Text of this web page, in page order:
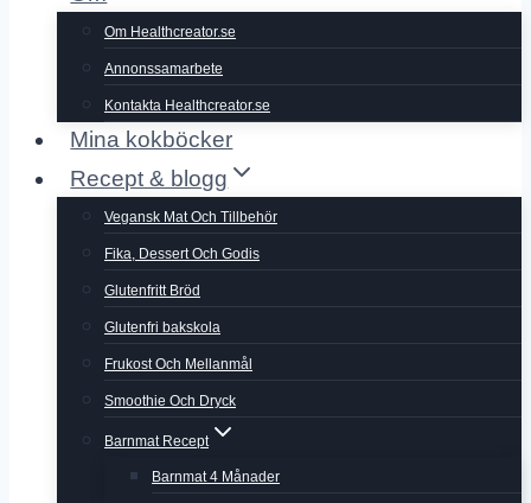
Om Healthcreator.se
Annonssamarbete
Kontakta Healthcreator.se
Mina kokböcker
Recept & blogg
Vegansk Mat Och Tillbehör
Fika, Dessert Och Godis
Glutenfritt Bröd
Glutenfri bakskola
Frukost Och Mellanmål
Smoothie Och Dryck
Barnmat Recept
Barnmat 4 Månader